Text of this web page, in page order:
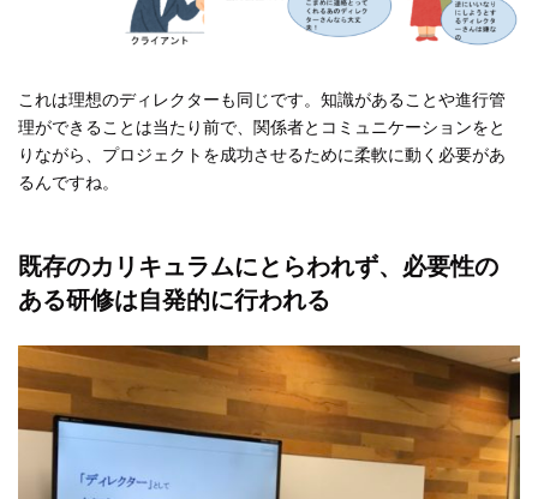
これは理想のディレクターも同じです。知識があることや進行管
理ができることは当たり前で、関係者とコミュニケーションをと
りながら、プロジェクトを成功させるために柔軟に動く必要があ
るんですね。
既存のカリキュラムにとらわれず、必要性の
ある研修は自発的に行われる